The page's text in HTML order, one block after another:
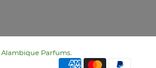
Alambique Parfums.